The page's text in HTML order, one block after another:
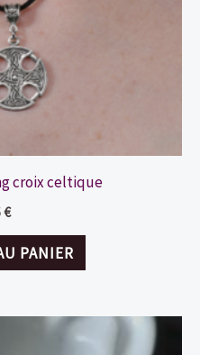
croix celtique
€
PANIER